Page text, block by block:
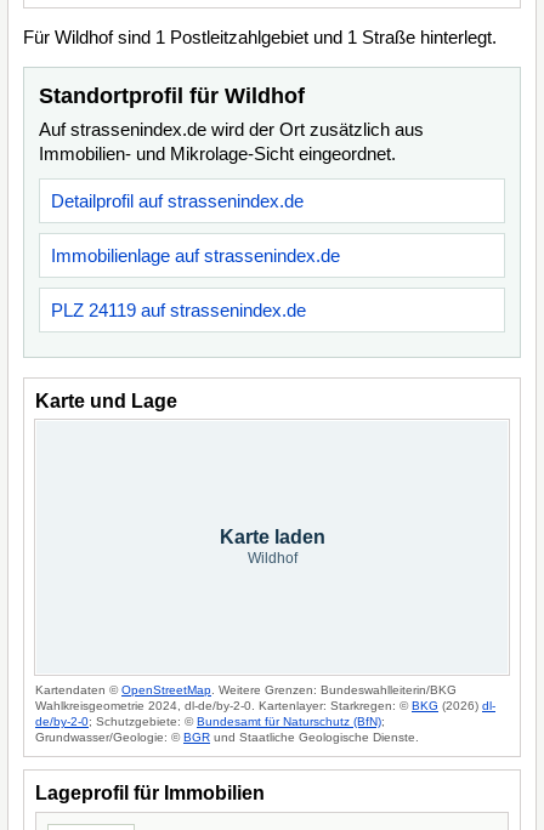
Für Wildhof sind 1 Postleitzahlgebiet und 1 Straße hinterlegt.
Standortprofil für Wildhof
Auf strassenindex.de wird der Ort zusätzlich aus
Immobilien- und Mikrolage-Sicht eingeordnet.
Detailprofil auf strassenindex.de
Immobilienlage auf strassenindex.de
PLZ 24119 auf strassenindex.de
Karte und Lage
Karte laden
Wildhof
Kartendaten ©OpenStreetMap . Weitere Grenzen: Bundeswahlleiterin/BKG
Wahlkreisgeometrie 2024, dl-de/by-2-0. Kartenlayer: Starkregen: ©BKG (2026) dl-
de/by-2-0; Schutzgebiete: ©Bundesamt für Naturschutz (BfN);
Grundwasser/Geologie: ©BGR und Staatliche Geologische Dienste.
Lageprofil für Immobilien